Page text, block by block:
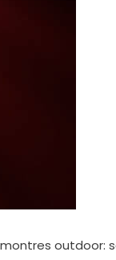
outdoor: